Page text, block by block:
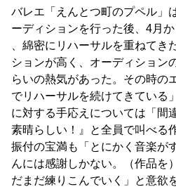
バレエ「えんとつ町のプペル」
ーディションを行った後、4月
、綿密にリハーサルを重ねてき
ションが高く、オーディション
らいの熱気があった。その時の
でリハーサルを続けてきている
に対する手応えについては「間
素晴らしい！』と全員で叫べる
振付の宝満も「とにかく音楽が
んには感謝しかない。（作品を
だまだ練りこんでいく」と意欲